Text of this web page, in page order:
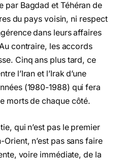
par Bagdad et Téhéran de
du pays voisin, ni respect
dans leurs affaires
contraire, les accords
Cinq ans plus tard, ce
l’Iran et l’Irak d’une
(1980-1988) qui fera
morts de chaque côté.
qui n’est pas le premier
n’est pas sans faire
voire immédiate, de la